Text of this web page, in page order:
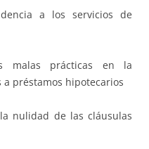
a los servicios de
malas prácticas en la
préstamos hipotecarios
nulidad de las cláusulas